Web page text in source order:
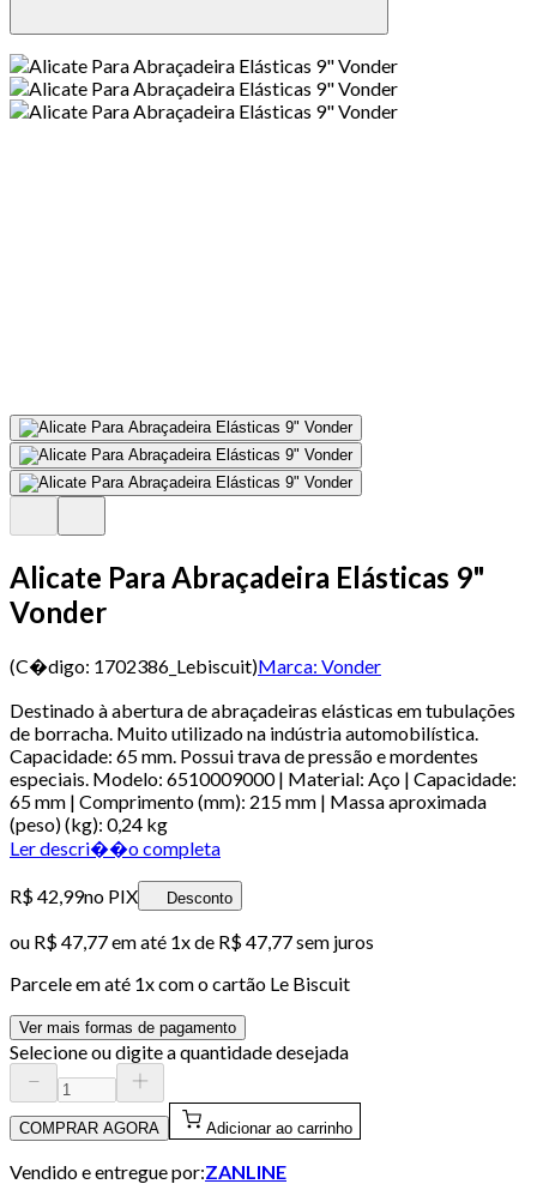
Alicate Para Abraçadeira Elásticas 9"
Vonder
(C�digo: 1702386_Lebiscuit)Marca: Vonder
Destinado à abertura de abraçadeiras elásticas em tubulações
de borracha. Muito utilizado na indústria automobilística.
Capacidade: 65 mm. Possui trava de pressão e mordentes
especiais. Modelo: 6510009000 | Material: Aço | Capacidade:
65 mm | Comprimento (mm): 215 mm | Massa aproximada
(peso) (kg): 0,24 kg
Ler descri��o completa
R$ 42,99no PIX Desconto
ou R$ 47,77em até 1x de R$ 47,77sem juros
Parcele em até 1x com o cartão Le Biscuit
Ver mais formas de pagamento
Selecione ou digite a quantidade desejada
COMPRAR AGORA Adicionar ao carrinho
Vendido e entregue por:ZANLINE